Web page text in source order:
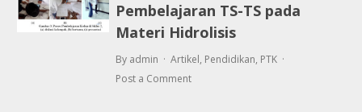
Pembelajaran TS-TS pada
Materi Hidrolisis
By admin Artikel, Pendidikan, PTK
Post a Comment